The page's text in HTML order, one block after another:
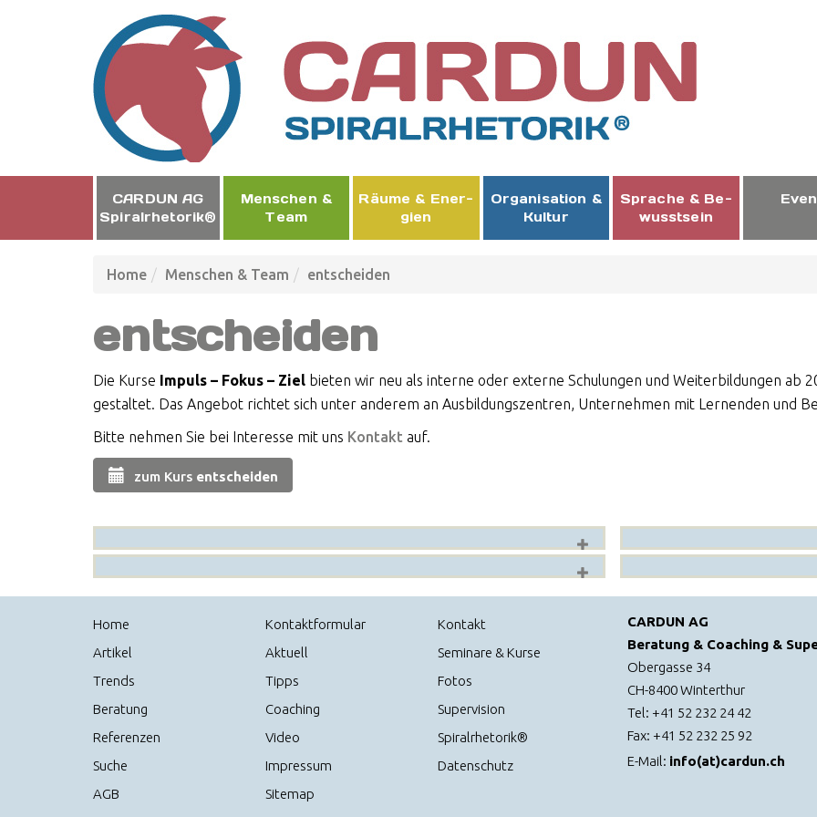
CARDUN AG
Spiralrhetorik®
Men­schen &
Team
Räume & En­er­
gi­en
Or­ga­ni­sa­ti­on &
Kul­tur
Spra­che & Be­
wusst­sein
Home Menschen & Team entscheiden
entscheiden
Die Kurse Impuls – Fokus – Ziel bieten wir neu als interne oder externe Schulungen und Weiterbildungen ab
gestaltet. Das Angebot richtet sich unter anderem an Ausbildungszentren, Unternehmen mit Lernenden und
Bitte nehmen Sie bei Interesse mit uns Kontakt auf.
zum Kurs entscheiden
Home Kontaktformular
Kontakt
Artikel
Aktuell
Seminare & Kurse
Trends
Tipps
Fotos
Beratung
Coaching
Supervision
Referenzen
Video
Spiralrhetorik®
Suche
Impressum
Datenschutz
AGB
Sitemap
CARDUN AG
Beratung & Coaching &
Obergasse 34
CH-8400 Winterthur
Tel: +41 52 232 24 42
Fax: +41 52 232 25 92
E-Mail: info(at)cardun.ch